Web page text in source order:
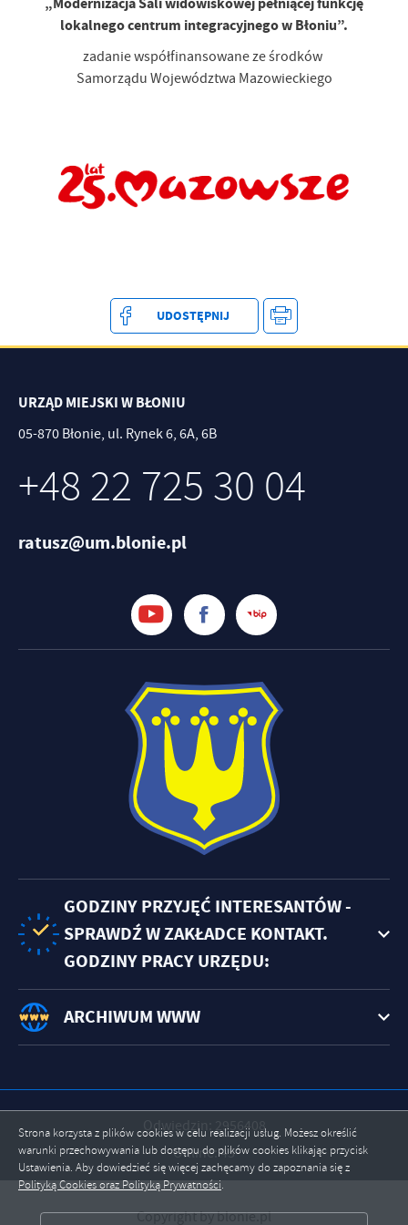
lokalnego centrum integracyjnego w Błoniu”.
zadanie współfinansowane ze środków
Samorządu Województwa Mazowieckiego
UDOSTĘPNIJ
URZĄD MIEJSKI W BŁONIU
05-870 Błonie, ul. Rynek 6, 6A, 6B
+48 22 725 30 04
ratusz@um.blonie.pl
GODZINY PRZYJĘĆ INTERESANTÓW -
SPRAWDŹ W ZAKŁADCE KONTAKT.
GODZINY PRACY URZĘDU:
ARCHIWUM WWW
Odwiedzin: 2956408
Online: 45
Copyright by blonie.pl
Strona korzysta z plików cookies w celu realizacji usług. Możesz określić
warunki przechowywania lub dostępu do plików cookies klikając przycisk
Ustawienia. Aby dowiedzieć się więcej zachęcamy do zapoznania się z
Polityką Cookies oraz Polityką Prywatności.
treści w postaci wiadomości, ofert, komunikatów mediów
społecznościowych.
ZAPISZ WYBRANE